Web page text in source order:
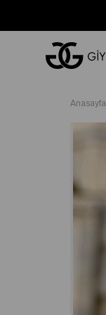
Anasayfa